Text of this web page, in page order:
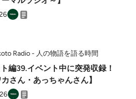
ムラシゴト代表取締役、（一社）原村
・事務局長。 👤長屋詠一郎（なが
いいちろう） 1993年、岐阜県関市板取出
で最も美しい村」連合
Radio - 人の物語を語る時間
編39.イベント中に突発収録！
さん・あっちゃんさん】